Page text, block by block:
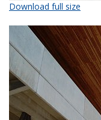
Download full size